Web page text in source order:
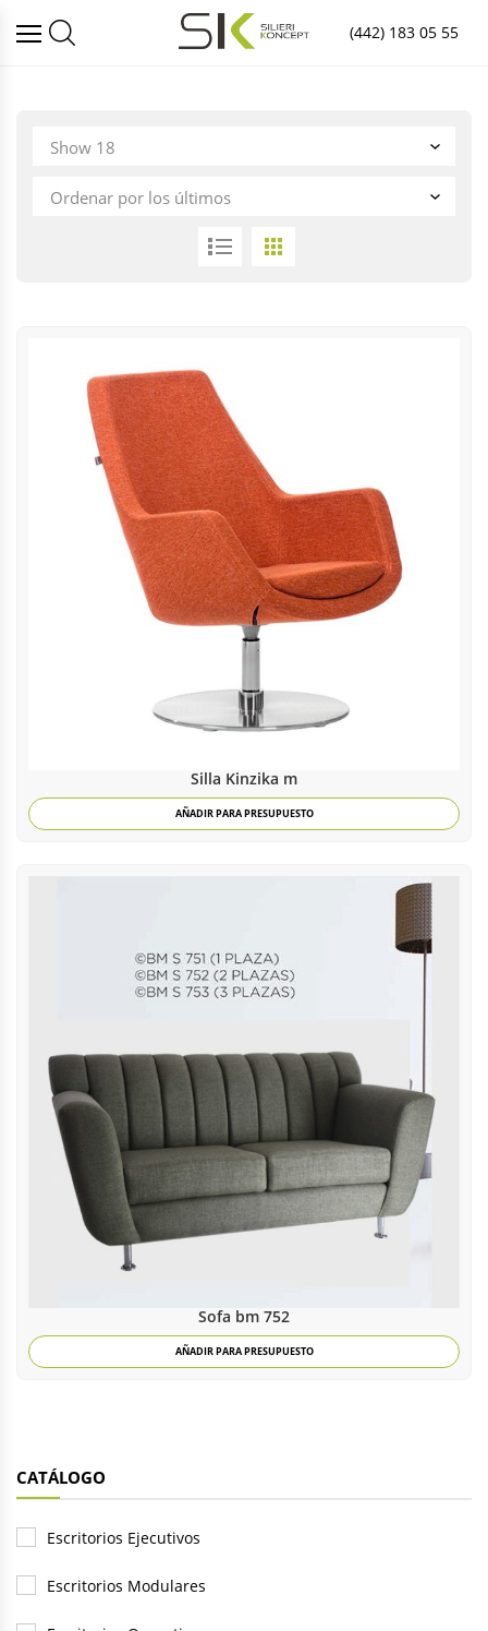
(442) 183 05 55
Silla Kinzika m
AÑADIR PARA PRESUPUESTO
Sofa bm 752
AÑADIR PARA PRESUPUESTO
CATÁLOGO
Escritorios Ejecutivos
Escritorios Modulares